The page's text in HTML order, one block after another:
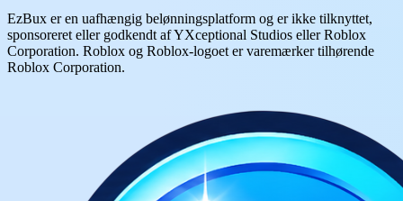
EzBux er en uafhængig belønningsplatform og er ikke tilknyttet,
sponsoreret eller godkendt af YXceptional Studios eller Roblox
Corporation. Roblox og Roblox-logoet er varemærker tilhørende
Roblox Corporation.